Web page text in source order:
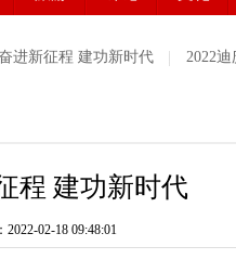
进新征程 建功新时代 2022迪
国家网络安全宣传周 国际教
筑牢“反分裂 反渗透”铜墙铁壁
程 建功新时代
02-18 09:48:01